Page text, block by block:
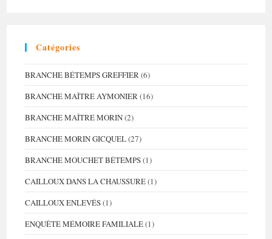
Catégories
BRANCHE BÉTEMPS GREFFIER(6)
BRANCHE MAÎTRE AYMONIER(16)
BRANCHE MAÎTRE MORIN(2)
BRANCHE MORIN GICQUEL(27)
BRANCHE MOUCHET BÉTEMPS(1)
CAILLOUX DANS LA CHAUSSURE(1)
CAILLOUX ENLEVÉS(1)
ENQUÊTE MÉMOIRE FAMILIALE(1)